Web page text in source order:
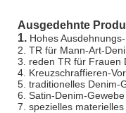
Ausgedehnte
1. Hohes
2. TR für Mann-Art-
3. reden TR für Frauen
4. Kreuzschraffieren-
5. traditionelles Denim-
6. Satin-Denim-Gewebe
7. spezielles